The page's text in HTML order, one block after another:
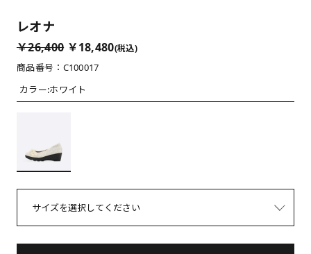
レオナ
￥26,400 ￥18,480(税込)
商品番号：C100017
カラー:ホワイト
サイズを選択してください